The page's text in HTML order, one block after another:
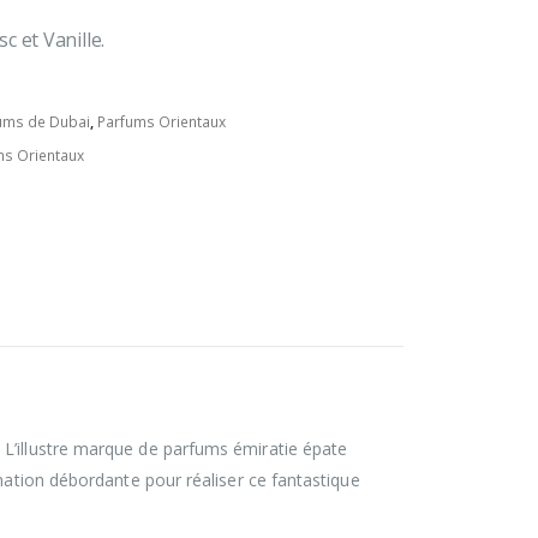
et Vanille.
de Dubai, Parfums Orientaux
Orientaux
L’illustre marque de parfums émiratie épate
débordante pour réaliser ce fantastique